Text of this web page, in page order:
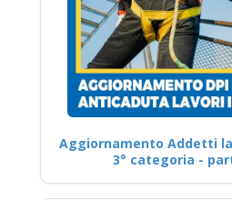
Aggiornamento Addetti
3° categoria -